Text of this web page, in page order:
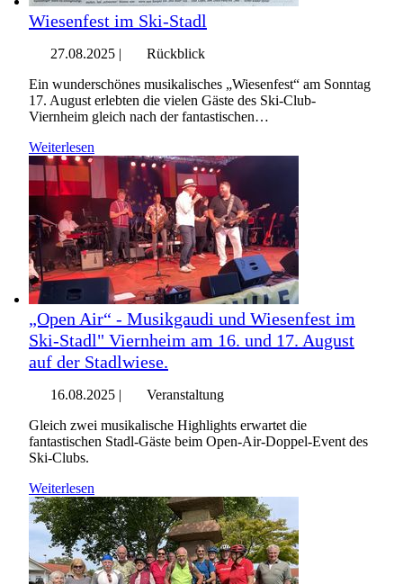
Wiesenfest im Ski-Stadl
27.08.2025 |
Rückblick
Ein wunderschönes musikalisches „Wiesenfest“ am Sonntag
17. August erlebten die vielen Gäste des Ski-Club-
Viernheim gleich nach der fantastischen…
Weiterlesen
„Open Air“ - Musikgaudi und Wiesenfest im
Ski-Stadl" Viernheim am 16. und 17. August
auf der Stadlwiese.
16.08.2025 |
Veranstaltung
Gleich zwei musikalische Highlights erwartet die
fantastischen Stadl-Gäste beim Open-Air-Doppel-Event des
Ski-Clubs.
Weiterlesen